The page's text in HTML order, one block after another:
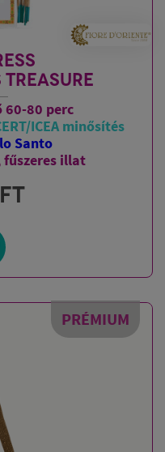
60-80 perc
ICEA minősítés
Santo
fűszeres illat
FT
PRÉMIUM